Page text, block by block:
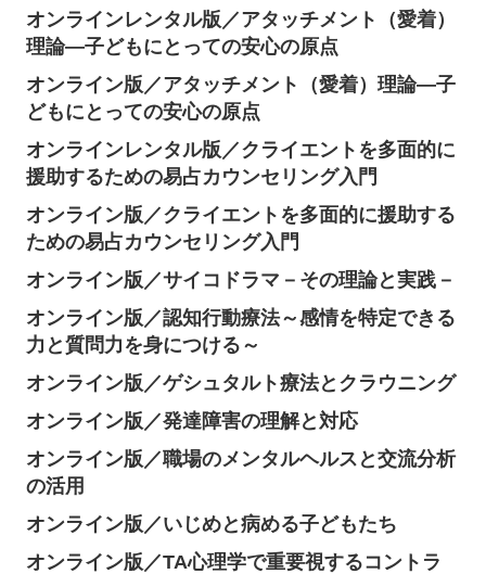
オンラインレンタル版／アタッチメント（愛着）
理論―子どもにとっての安心の原点
オンライン版／アタッチメント（愛着）理論―子
どもにとっての安心の原点
オンラインレンタル版／クライエントを多面的に
援助するための易占カウンセリング入門
オンライン版／クライエントを多面的に援助する
ための易占カウンセリング入門
オンライン版／サイコドラマ－その理論と実践－
オンライン版／認知行動療法～感情を特定できる
力と質問力を身につける～
オンライン版／ゲシュタルト療法とクラウニング
オンライン版／発達障害の理解と対応
オンライン版／職場のメンタルヘルスと交流分析
の活用
オンライン版／いじめと病める子どもたち
オンライン版／TA心理学で重要視するコントラ